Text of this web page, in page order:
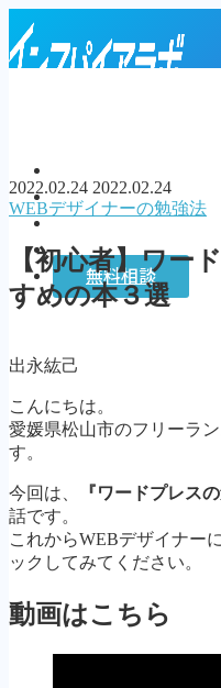
プロフィール
お客様の声
インスパイアラボ
無料相談
MENU
トップページ
お客様の声
インスパイアラボ
Follow Me
2022.02.24 2022.02.24
WEBデザイナーの勉強法
【初心者】ワー
すめの本３選
出永紘己
こんにちは。
愛媛県松山市のフリーラ
す。
今回は、 『ワードプレス
話です。
これからWEBデザイナー
ックしてみてください。
動画はこちら